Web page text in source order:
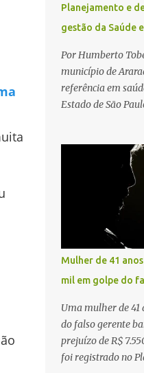
Planejamento e
gestão da Saúde
Por Humberto
município de
referência em
Estado de São
A cidade
especializadas e
complexidade que
apenas do
diversas cidades
gestão sobre o
(SUS). Nos últimos
tem ampliado
fortalecimento da
infraestrutura
regionalização
Entretanto, em um
Mulher de 41
mil em golpe do
Uma mulher de
do falso gerente
prejuízo de R$
foi registrado no